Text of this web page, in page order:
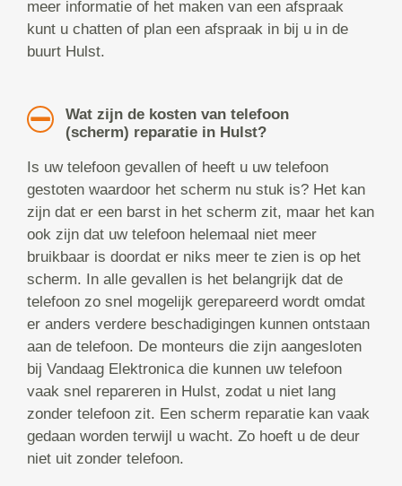
meer informatie of het maken van een afspraak
kunt u chatten of plan een afspraak in bij u in de
buurt Hulst.
Wat zijn de kosten van telefoon
(scherm) reparatie in Hulst?
Is uw telefoon gevallen of heeft u uw telefoon
gestoten waardoor het scherm nu stuk is? Het kan
zijn dat er een barst in het scherm zit, maar het kan
ook zijn dat uw telefoon helemaal niet meer
bruikbaar is doordat er niks meer te zien is op het
scherm. In alle gevallen is het belangrijk dat de
telefoon zo snel mogelijk gerepareerd wordt omdat
er anders verdere beschadigingen kunnen ontstaan
aan de telefoon. De monteurs die zijn aangesloten
bij Vandaag Elektronica die kunnen uw telefoon
vaak snel repareren in Hulst, zodat u niet lang
zonder telefoon zit. Een scherm reparatie kan vaak
gedaan worden terwijl u wacht. Zo hoeft u de deur
niet uit zonder telefoon.